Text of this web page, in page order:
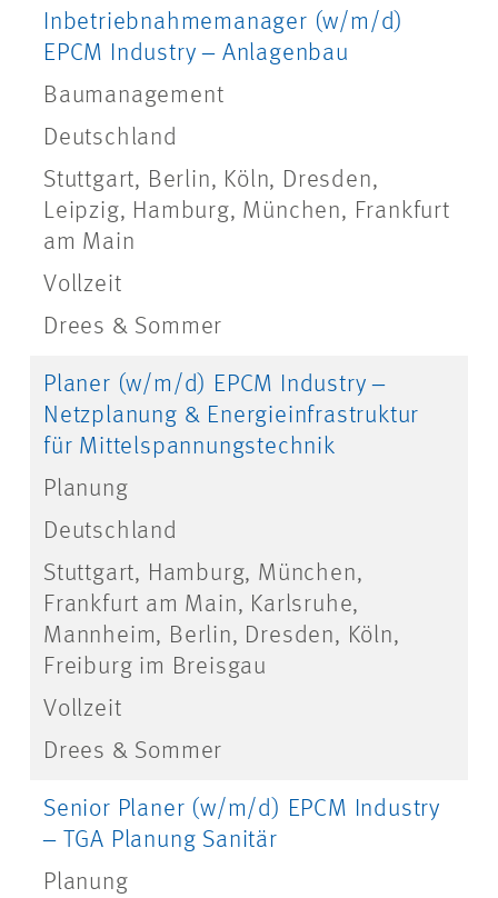
Inbetriebnahmemanager (w/m/d)
EPCM Industry ‒ Anlagenbau
Baumanagement
Deutschland
Stuttgart, Berlin, Köln, Dresden,
Leipzig, Hamburg, München, Frankfurt
am Main
Vollzeit
Drees & Sommer
Planer (w/m/d) EPCM Industry ‒
Netzplanung & Energieinfrastruktur
für Mittelspannungstechnik
Planung
Deutschland
Stuttgart, Hamburg, München,
Frankfurt am Main, Karlsruhe,
Mannheim, Berlin, Dresden, Köln,
Freiburg im Breisgau
Vollzeit
Drees & Sommer
Senior Planer (w/m/d) EPCM Industry
‒ TGA Planung Sanitär
Planung